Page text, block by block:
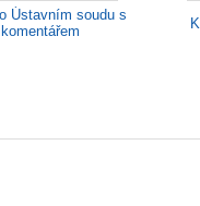
Ústavním soudu s
komentářem